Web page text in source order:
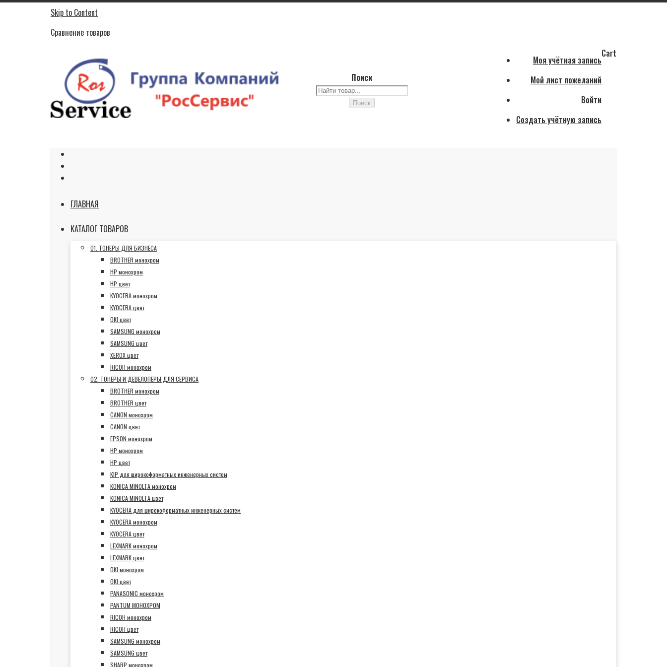
Skip to Content
Сравнение товаров
Поиск
Поиск
Поиск
Cart
Моя учётная запись
Мой лист пожеланий
Войти
Создать учётную запись
ГЛАВНАЯ
КАТАЛОГ ТОВАРОВ
01. ТОНЕРЫ ДЛЯ БИЗНЕСА
BROTHER монохром
HP монохром
HP цвет
KYOCERA монохром
KYOCERA цвет
OKI цвет
SAMSUNG монохром
SAMSUNG цвет
XEROX цвет
RICOH монохром
02. ТОНЕРЫ И ДЕВЕЛОПЕРЫ ДЛЯ СЕРВИСА
BROTHER монохром
BROTHER цвет
CANON монохром
CANON цвет
EPSON монохром
HP монохром
HP цвет
KIP для широкоформатных инженерных систем
KONICA MINOLTA монохром
KONICA MINOLTA цвет
KYOCERA для широкоформатных инженерных систем
KYOCERA монохром
KYOCERA цвет
LEXMARK монохром
LEXMARK цвет
OKI монохром
OKI цвет
PANASONIC монохром
PANTUM МОНОХРОМ
RICOH монохром
RICOH цвет
SAMSUNG монохром
SAMSUNG цвет
SHARP монохром